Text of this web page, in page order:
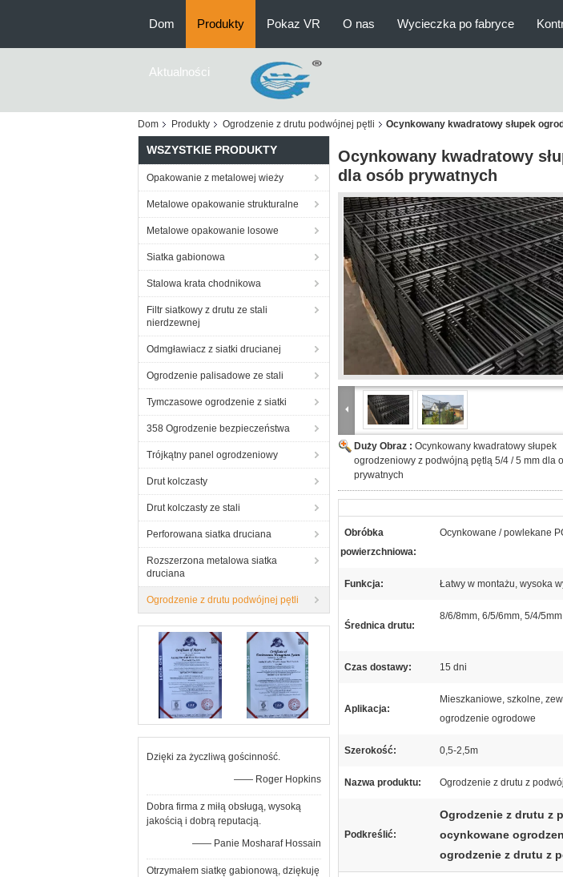
Dom Produkty Pokaz VR O nas Wycieczka po fabryce
Aktualności
Dom Produkty Ogrodzenie z drutu podwójnej pętli Ocynkowany kwadratowy słupek
WSZYSTKIE PRODUKTY
Opakowanie z metalowej wieży
Metalowe opakowanie strukturalne
Metalowe opakowanie losowe
Siatka gabionowa
Stalowa krata chodnikowa
Filtr siatkowy z drutu ze stali
nierdzewnej
Odmgławiacz z siatki drucianej
Ogrodzenie palisadowe ze stali
Tymczasowe ogrodzenie z siatki
358 Ogrodzenie bezpieczeństwa
Trójkątny panel ogrodzeniowy
Drut kolczasty
Drut kolczasty ze stali
Perforowana siatka druciana
Rozszerzona metalowa siatka
druciana
Ogrodzenie z drutu podwójnej pętli
Dzięki za życzliwą gościnność.
—— Roger Hopkins
Dobra firma z miłą obsługą, wysoką
jakością i dobrą reputacją.
—— Panie Mosharaf Hossain
Otrzymałem siatkę gabionową, dziękuję
Ocynkowany kwadratowy
dla osób prywatnych
Duży Obraz : Ocynkowany kwadratowy słupek
ogrodzeniowy z podwójną pętlą 5/4 / 5 mm dla
prywatnych
Obróbka
powierzchniowa:
Ocynkowane / powlekane
Funkcja: Łatwy w montażu, wysoka
Średnica drutu:
8/6/8mm, 6/5/6mm, 5/4/5mm
Czas dostawy: 15 dni
Aplikacja:
Mieszkaniowe, szkolne,
ogrodzenie ogrodowe
Szerokość: 0,5-2,5m
Nazwa produktu: Ogrodzenie z drutu z
Podkreślić:
Ogrodzenie z drutu z
ocynkowane
ogrodzenie z drutu z